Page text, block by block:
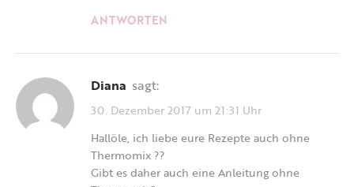
ANTWORTEN
Diana sagt:
30. Dezember 2017 um 21:31 Uhr
Hallöle, ich liebe eure Rezepte auch ohne
Thermomix ??
Gibt es daher auch eine Anleitung ohne